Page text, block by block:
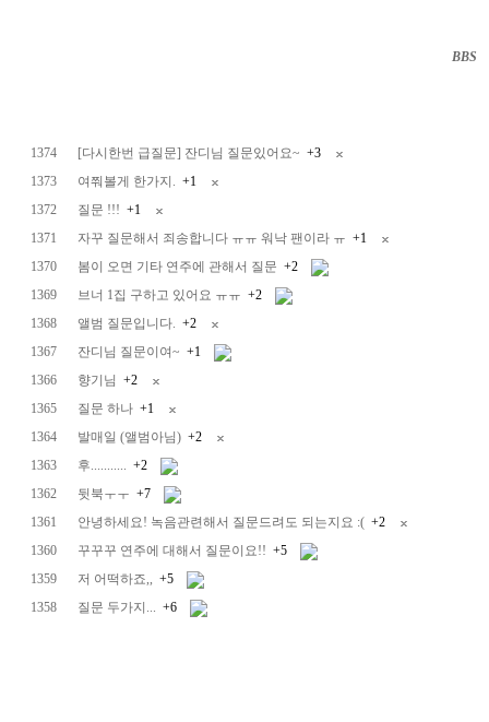
BBS
1374 [다시한번 급질문] 잔디님 질문있어요~ +3
1373
여쭤볼게 한가지. +1
1372
질문 !!! +1
1371
자꾸 질문해서 죄송합니다 ㅠㅠ 워낙 팬이라 ㅠ +1
1370
봄이 오면 기타 연주에 관해서 질문 +2
1369
브너 1집 구하고 있어요 ㅠㅠ +2
1368
앨범 질문입니다. +2
1367
잔디님 질문이여~ +1
1366
향기님 +2
1365
질문 하나 +1
1364
발매일 (앨범아님) +2
1363
후........... +2
1362
뒷북ㅜㅜ +7
1361
안녕하세요! 녹음관련해서 질문드려도 되는지요 :( +2
1360
꾸꾸꾸 연주에 대해서 질문이요!! +5
1359
저 어떡하죠,, +5
1358
질문 두가지... +6